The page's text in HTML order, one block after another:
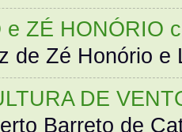
e ZÉ HONÓRIO
de Zé Honório
DE
Barreto de